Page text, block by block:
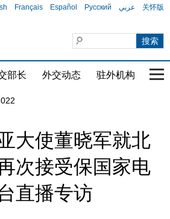
Français Español Русский عربي 关怀版
部长 外交动态 驻外机构 国
大使董晓军就北
次接受保国家电
直播专访